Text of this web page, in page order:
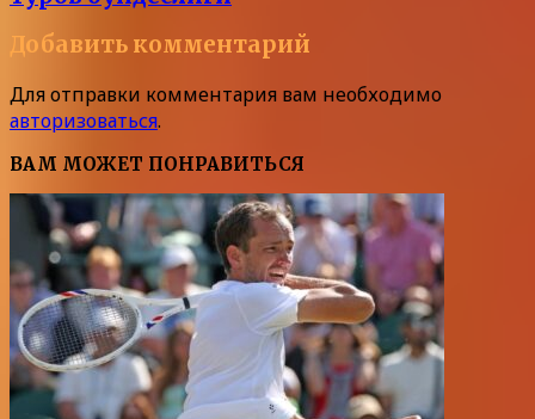
Добавить комментарий
Для отправки комментария вам необходимо
авторизоваться.
ВАМ МОЖЕТ ПОНРАВИТЬСЯ